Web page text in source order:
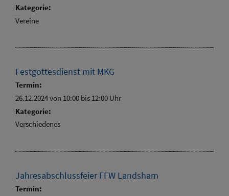
Kategorie:
Vereine
Festgottesdienst mit MKG
Termin:
26.12.2024 von 10:00 bis 12:00 Uhr
Kategorie:
Verschiedenes
Jahresabschlussfeier FFW Landsham
Termin: